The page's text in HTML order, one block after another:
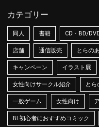
カテゴリー
同人 書籍 CD・BD/
店舗 通信販売 とらの
キャンペーン イラスト展
女性向けサークル紹介 とら
一般ゲーム 女性向け
BL初心者におすすめコミック